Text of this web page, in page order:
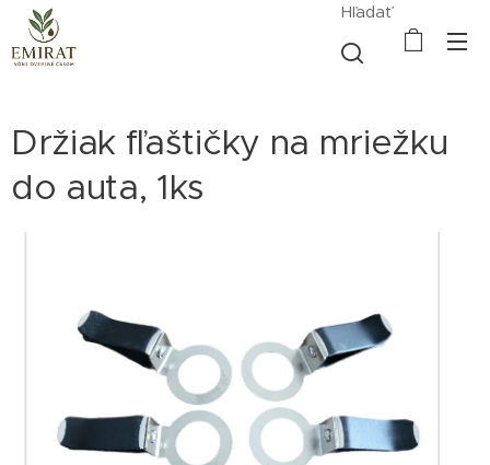
Hľadať
Držiak fľaštičky na mriežku
do auta, 1ks